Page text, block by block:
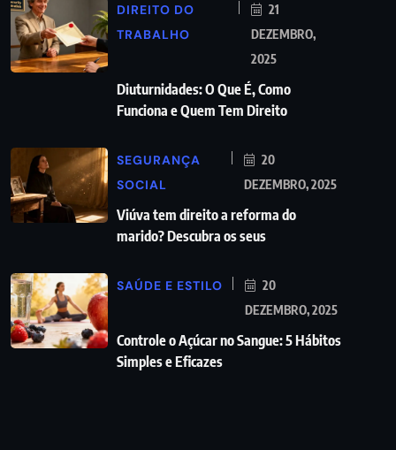
DIREITO DO
TRABALHO
21
DEZEMBRO,
2025
Diuturnidades: O Que É, Como
Funciona e Quem Tem Direito
SEGURANÇA
SOCIAL
20
DEZEMBRO, 2025
Viúva tem direito a reforma do
marido? Descubra os seus
SAÚDE E ESTILO
20
DEZEMBRO, 2025
Controle o Açúcar no Sangue: 5 Hábitos
Simples e Eficazes